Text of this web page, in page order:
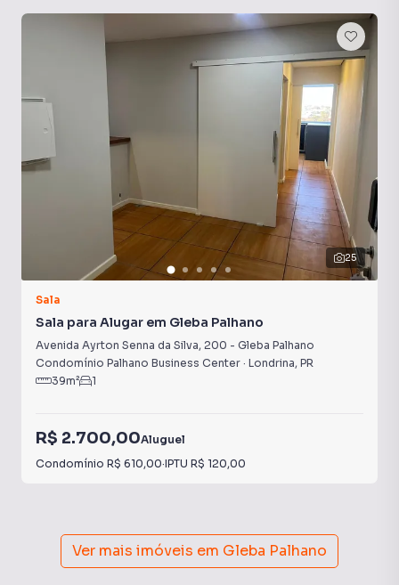
edifício. As tarifas de água e gás não estão incluídas nessa
média e geralmente são cobradas juntamente com o
boleto do condomínio.
25
Sala
Sala para Alugar em Gleba Palhano
Avenida Ayrton Senna da Silva, 200 - Gleba Palhano
Condomínio Palhano Business Center · Londrina, PR
39m² 1
R$ 2.700,00Aluguel
Condomínio R$ 610,00·IPTU R$ 120,00
Ver mais imóveis em Gleba Palhano